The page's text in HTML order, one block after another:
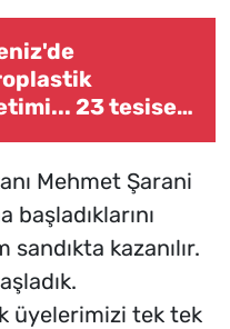
23 tesise
Mehmet Şarani
başladıklarını
kazanılır.
üyelerimizi tek tek